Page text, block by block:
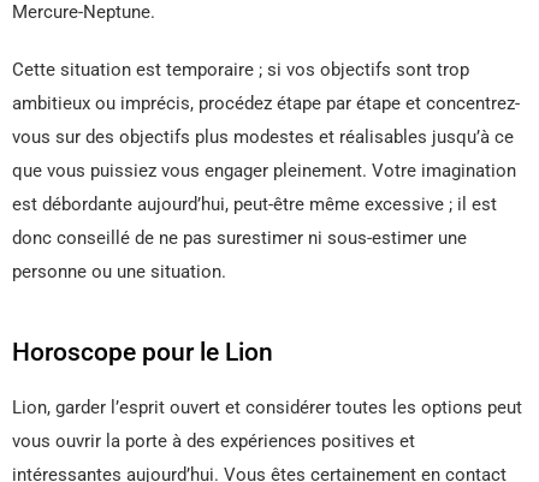
Mercure-Neptune.
Cette situation est temporaire ; si vos objectifs sont trop
ambitieux ou imprécis, procédez étape par étape et concentrez-
vous sur des objectifs plus modestes et réalisables jusqu’à ce
que vous puissiez vous engager pleinement. Votre imagination
est débordante aujourd’hui, peut-être même excessive ; il est
donc conseillé de ne pas surestimer ni sous-estimer une
personne ou une situation.
Horoscope pour le Lion
Lion, garder l’esprit ouvert et considérer toutes les options peut
vous ouvrir la porte à des expériences positives et
intéressantes aujourd’hui. Vous êtes certainement en contact